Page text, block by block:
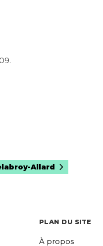
Allard
PLAN DU SITE
À propos